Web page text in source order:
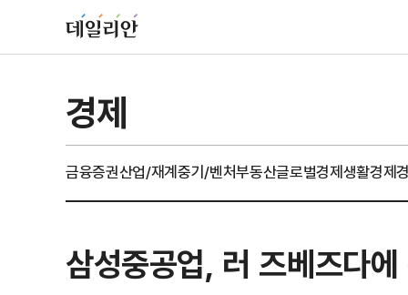
경제
금융증권산업/재계중기/벤처부동산글로벌경제생활경제
삼성중공업, 러 즈베즈다